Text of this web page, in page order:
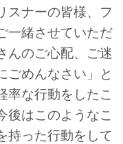
スナーの皆様、フ
一緒させていただ
んのご心配、ご迷
ごめんなさい」と
率な行動をしたこ
後はこのようなこ
持った行動をして